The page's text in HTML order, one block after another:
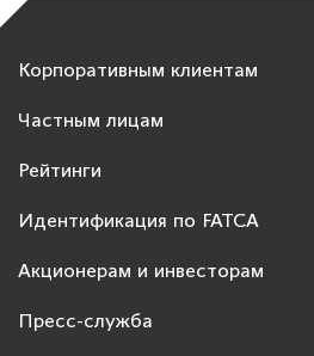
Корпоративным клиентам
Частным лицам
Рейтинги
Идентификация по FATCA
Акционерам и инвесторам
Пресс-служба